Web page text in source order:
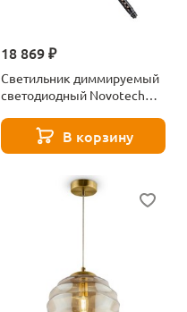
18 869 ₽
Светильник диммируемый
светодиодный Novotech
В корзину